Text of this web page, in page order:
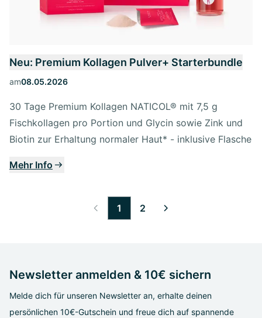
Neu: Premium Kollagen Pulver+ Starterbundle
am08.05.2026
30 Tage Premium Kollagen NATICOL® mit 7,5 g
Fischkollagen pro Portion und Glycin sowie Zink und
Biotin zur Erhaltung normaler Haut* - inklusive Flasche
Mehr Info
1 2
Newsletter anmelden & 10€ sichern
Melde dich für unseren Newsletter an, erhalte deinen
persönlichen 10€-Gutschein und freue dich auf spannende